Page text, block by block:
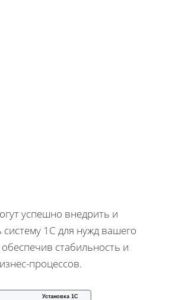
успешно внедрить и
систему 1С для нужд вашего
стабильность и
процессов.
Установка 1С